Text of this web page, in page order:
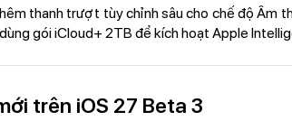
thanh trượt tùy chỉnh sâu cho chế độ Âm
gói iCloud+ 2TB để kích hoạt Apple
trên iOS 27 Beta 3